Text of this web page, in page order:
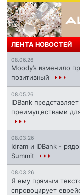
ЛЕНТА НОВОСТЕЙ
08.06.26
Moody’s изменило
позитивный
08.05.26
IDBank
преимуществами
08.03.26
Idram и IDBank -
Summit
08.03.26
Я ему прямым
спровоцирует